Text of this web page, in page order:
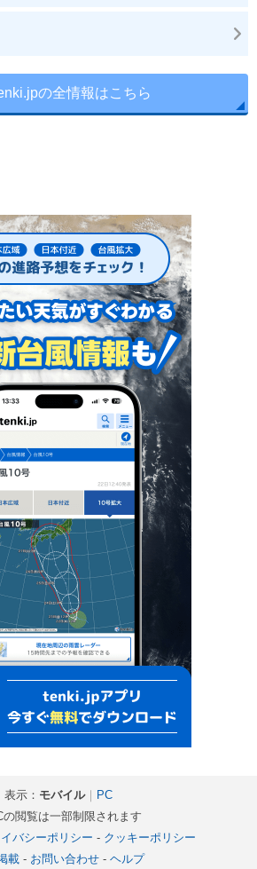
の全情報はこちら
表示： モバイル｜ PC
閲覧は一部制限されます
バシーポリシー - クッキーポリシー
載- お問い合わせ- ヘルプ